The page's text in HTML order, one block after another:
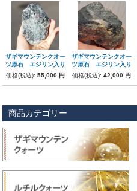
ザギマウンテンクオー
ツ原石 エジリン入り
価格(税込):55,000 円
ザギマウンテンクオー
ツ原石 エジリン入り
価格(税込):42,000 円
商品カテゴリー